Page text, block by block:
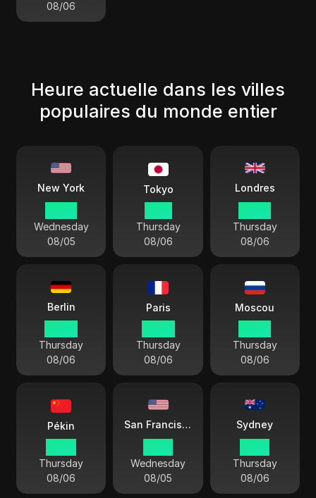
08/06
Heure actuelle dans les villes
populaires du monde entier
New York
Wednesday
08/05
Tokyo
Thursday
08/06
Londres
Thursday
08/06
Berlin
Thursday
08/06
Paris
Thursday
08/06
Moscou
Thursday
08/06
Pékin
Thursday
08/06
San Francisco
Wednesday
08/05
Sydney
Thursday
08/06